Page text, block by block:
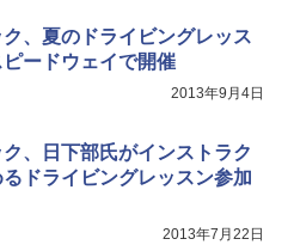
、夏のドライビングレッス
ードウェイで開催
2013年9月4日
、日下部氏がインストラク
ドライビングレッスン参加
2013年7月22日